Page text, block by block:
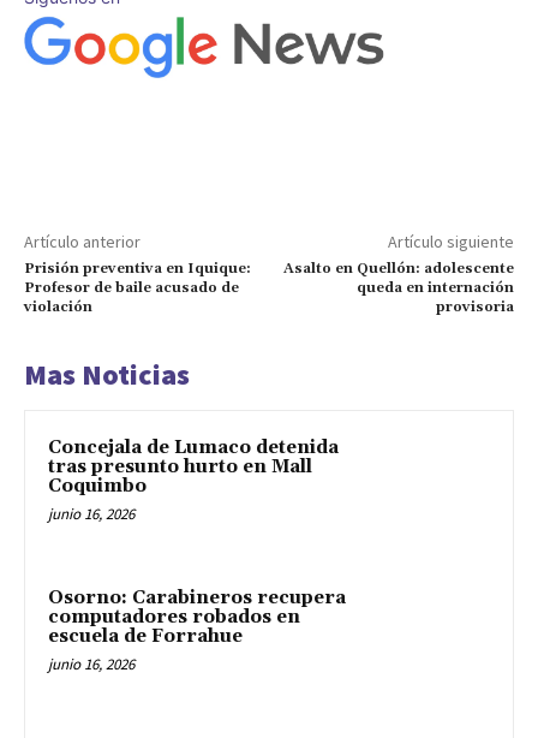
Artículo anterior
Prisión preventiva en Iquique:
Profesor de baile acusado de
violación
Artículo siguiente
Asalto en Quellón: adolescente
queda en internación
provisoria
Mas Noticias
Concejala de Lumaco detenida
tras presunto hurto en Mall
Coquimbo
junio 16, 2026
Osorno: Carabineros recupera
computadores robados en
escuela de Forrahue
junio 16, 2026